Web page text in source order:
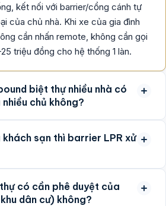
kết nối với barrier/cổng cánh tự
của chủ nhà. Khi xe của gia đình
cần nhấn remote, không cần gọi
triệu đồng cho hệ thống 1 làn.
biệt thự nhiều nhà có
chủ không?
sạn thì barrier LPR xử
có cần phê duyệt của
dân cư) không?